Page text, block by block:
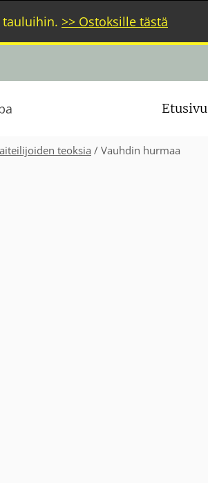
>> Ostoksille tästä
Etusivu
teoksia / Vauhdin hurmaa